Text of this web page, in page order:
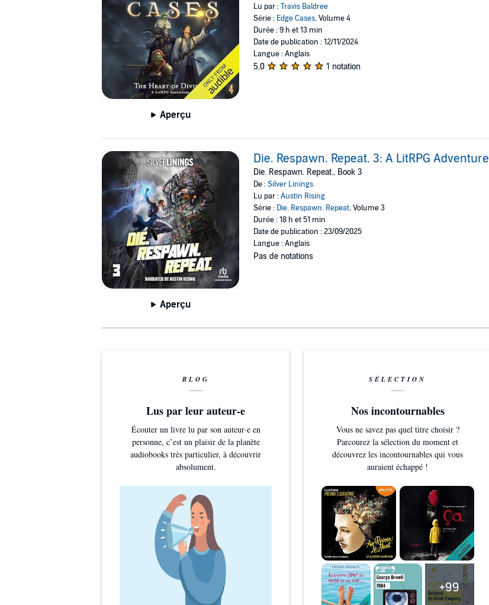
Aperçu
Lu par :Travis Baldree
Série : Edge Cases, Volume 4
Durée : 9 h et 13 min
Date de publication : 12/11/2024
Langue : Anglais
5,0 1 notation
Aperçu
Die. Respawn. Repeat. 3: A LitRPG Adventure
Die. Respawn. Repeat., Book 3
De :Silver Linings
Lu par :Austin Rising
Série : Die. Respawn. Repeat, Volume 3
Durée : 18 h et 51 min
Date de publication : 23/09/2025
Langue : Anglais
Pas de notations
BLOG
Lus par leur auteur-e
Écouter un livre lu par son auteur·e en
personne, c’est un plaisir de la planète
audiobooks très particulier, à découvrir
absolument.
SÉLECTION
Nos incontournables
Vous ne savez pas quel titre choisir ?
Parcourez la sélection du moment et
découvrez les incontournables qui vous
auraient échappé !
+99